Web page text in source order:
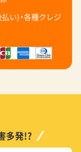
い)・各種クレジ
多発!?